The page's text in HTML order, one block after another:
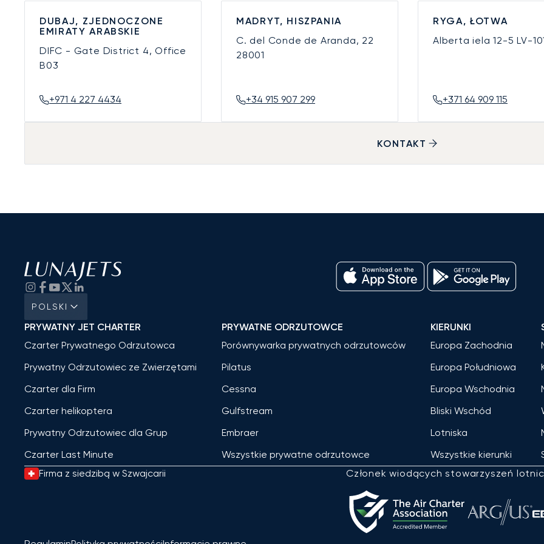
DUBAJ, ZJEDNOCZONE
EMIRATY ARABSKIE
DIFC - Gate District 4, Office
B03
+971 4 227 4434
MADRYT, HISZPANIA
C. del Conde de Aranda, 22
28001
+34 915 907 299
RYGA, ŁOTWA
Alberta iela 12-5LV-
+371 64 909 115
KONTAKT
POLSKI
PRYWATNY JET CHARTER
Czarter Prywatnego Odrzutowca
Prywatny Odrzutowiec ze Zwierzętami
Czarter dla Firm
Czarter helikoptera
Prywatny Odrzutowiec dla Grup
Czarter Last Minute
PRYWATNE ODRZUTOWCE
Porównywarka prywatnych odrzutowców
Pilatus
Cessna
Gulfstream
Embraer
Wszystkie prywatne odrzutowce
KIERUNKI
Europa Zachodnia
Europa Południowa
Europa Wschodnia
Bliski Wschód
Lotniska
Wszystkie kierunki
Firma z siedzibą w Szwajcarii Członek wiodących stowarzyszeń